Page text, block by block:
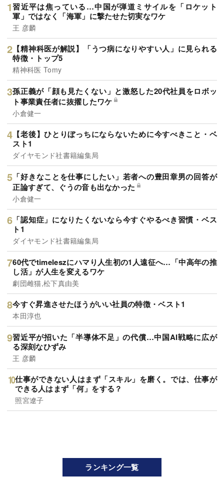
習近平は焦っている…中国が弾道ミサイルを「ロケット
軍」ではなく「海軍」に撃たせた切実なワケ
王 彦麟
【精神科医が解説】「うつ病になりやすい人」に見られる
特徴・トップ5
精神科医 Tomy
孫正義が「顔も見たくない」と激怒した20代社員をロボッ
ト事業責任者に抜擢したワケ
小倉健一
【老後】ひとりぼっちにならないために今すべきこと・ベ
スト1
ダイヤモンド社書籍編集局
「好きなことを仕事にしたい」若者への豊田章男の回答が
正論すぎて、ぐうの音も出なかった
小倉健一
「認知症」になりたくないなら今すぐやるべき習慣・ベス
ト1
ダイヤモンド社書籍編集局
60代でtimeleszにハマり人生初の1人遠征へ…「中高年の推
し活」が人生を変えるワケ
劇団雌猫,松下真由美
今すぐ昇進させたほうがいい社員の特徴・ベスト1
本田淳也
習近平が招いた「半導体不足」の代償…中国AI戦略に広が
る深刻なひずみ
王 彦麟
仕事ができない人はまず「スキル」を磨く。では、仕事が
できる人はまず「何」をする？
照宮遼子
ランキング一覧